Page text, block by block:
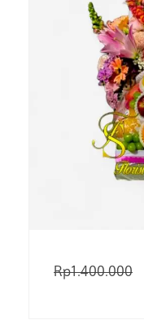
Rp1.400.000